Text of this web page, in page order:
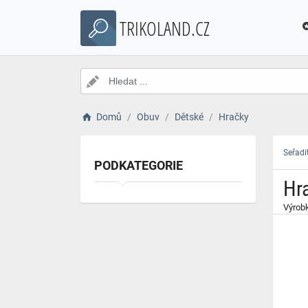
TRIKOLAND.CZ
Domů Obuv Dětské Hračky
PODKATEGORIE